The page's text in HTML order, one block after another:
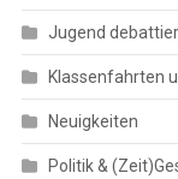
Jugend
Klassenfahrten
Neuigkeiten
Politik &